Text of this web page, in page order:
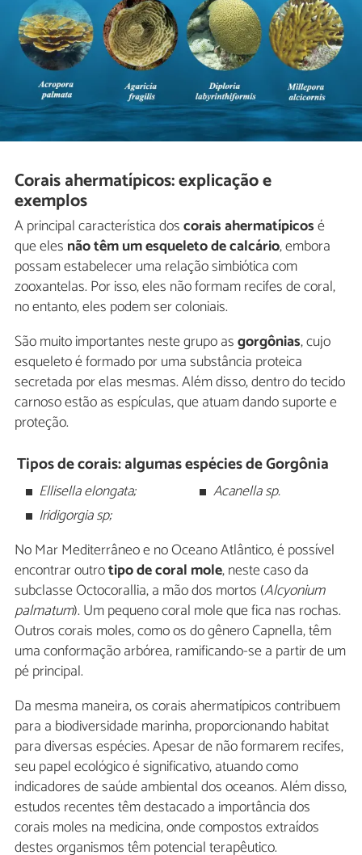
Corais ahermatípicos: explicação e
exemplos
A principal característica doscorais ahermatípicosé
que eles não têm um esqueleto de calcário, embora
possam estabelecer uma relação simbiótica com
zooxantelas. Por isso, eles não formam recifes de coral,
no entanto, eles podem ser coloniais.
São muito importantes neste grupo asgorgônias, cujo
esqueleto é formado por uma substância proteica
secretada por elas mesmas. Além disso, dentro do tecido
carnoso estão as espículas, que atuam dando suporte e
proteção.
Tipos de corais: algumas espécies de Gorgônia
Ellisella elongata;
Iridigorgia sp;
Acanella sp.
No Mar Mediterrâneo e no Oceano Atlântico, é possível
encontrar outrotipo de coral mole, neste caso da
subclasse Octocorallia, a mão dos mortos (Alcyonium
palmatum). Um pequeno coral mole que fica nas rochas.
Outros corais moles, como os do gênero Capnella, têm
uma conformação arbórea, ramificando-se a partir de um
pé principal.
Da mesma maneira, os corais ahermatípicos contribuem
para a biodiversidade marinha, proporcionando habitat
para diversas espécies. Apesar de não formarem recifes,
seu papel ecológico é significativo, atuando como
indicadores de saúde ambiental dos oceanos. Além disso,
estudos recentes têm destacado a importância dos
corais moles na medicina, onde compostos extraídos
destes organismos têm potencial terapêutico.